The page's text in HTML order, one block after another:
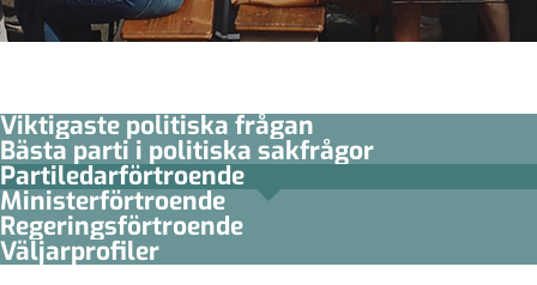
Viktigaste politiska frågan
Bästa parti i politiska sakfrågor
Partiledar­förtroende
Minister­­förtroende
Regerings­förtroende
Väljarprofiler